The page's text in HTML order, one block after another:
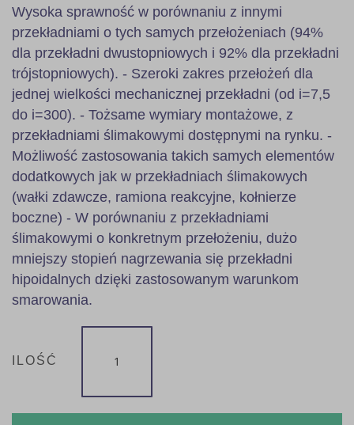
Wysoka sprawność w porównaniu z innymi
przekładniami o tych samych przełożeniach (94%
dla przekładni dwustopniowych i 92% dla przekładni
trójstopniowych). - Szeroki zakres przełożeń dla
jednej wielkości mechanicznej przekładni (od i=7,5
do i=300). - Tożsame wymiary montażowe, z
przekładniami ślimakowymi dostępnymi na rynku. -
Możliwość zastosowania takich samych elementów
dodatkowych jak w przekładniach ślimakowych
(wałki zdawcze, ramiona reakcyjne, kołnierze
boczne) - W porównaniu z przekładniami
ślimakowymi o konkretnym przełożeniu, dużo
mniejszy stopień nagrzewania się przekładni
hipoidalnych dzięki zastosowanym warunkom
smarowania.
ILOŚĆ